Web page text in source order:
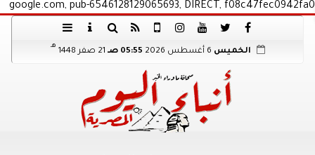
google.com, pub-6546128129065693, DIRECT, f08c47fec0942fa0
الخميس 05:55 صـ 21 صفر 1448
هـ